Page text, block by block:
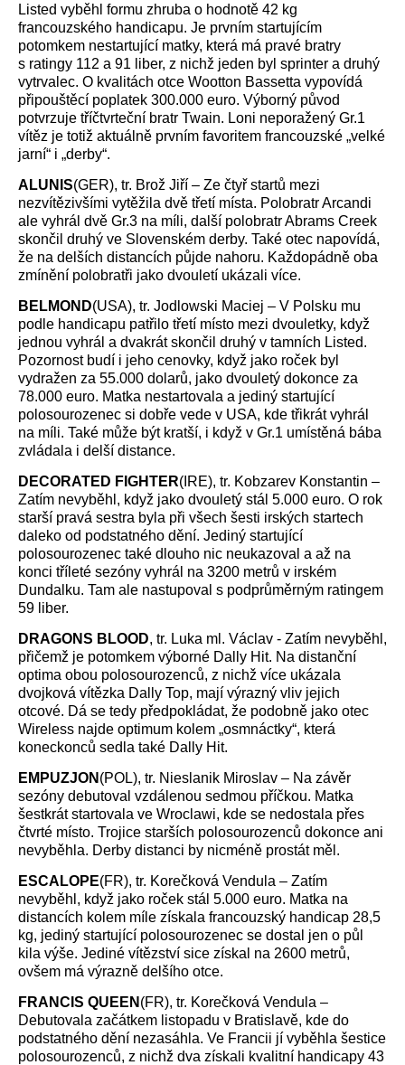
Listed vyběhl formu zhruba o hodnotě 42 kg
francouzského handicapu. Je prvním startujícím
potomkem nestartující matky, která má pravé bratry
s ratingy 112 a 91 liber, z nichž jeden byl sprinter a druhý
vytrvalec. O kvalitách otce Wootton Bassetta vypovídá
připouštěcí poplatek 300.000 euro. Výborný původ
potvrzuje tříčtvrteční bratr Twain. Loni neporažený Gr.1
vítěz je totiž aktuálně prvním favoritem francouzské „velké
jarní“ i „derby“.
ALUNIS(GER), tr. Brož Jiří – Ze čtyř startů mezi
nezvítězivšími vytěžila dvě třetí místa. Polobratr Arcandi
ale vyhrál dvě Gr.3 na míli, další polobratr Abrams Creek
skončil druhý ve Slovenském derby. Také otec napovídá,
že na delších distancích půjde nahoru. Každopádně oba
zmínění polobratři jako dvouletí ukázali více.
BELMOND(USA), tr. Jodlowski Maciej – V Polsku mu
podle handicapu patřilo třetí místo mezi dvouletky, když
jednou vyhrál a dvakrát skončil druhý v tamních Listed.
Pozornost budí i jeho cenovky, když jako roček byl
vydražen za 55.000 dolarů, jako dvouletý dokonce za
78.000 euro. Matka nestartovala a jediný startující
polosourozenec si dobře vede v USA, kde třikrát vyhrál
na míli. Také může být kratší, i když v Gr.1 umístěná bába
zvládala i delší distance.
DECORATED FIGHTER(IRE), tr. Kobzarev Konstantin –
Zatím nevyběhl, když jako dvouletý stál 5.000 euro. O rok
starší pravá sestra byla při všech šesti irských startech
daleko od podstatného dění. Jediný startující
polosourozenec také dlouho nic neukazoval a až na
konci tříleté sezóny vyhrál na 3200 metrů v irském
Dundalku. Tam ale nastupoval s podprůměrným ratingem
59 liber.
DRAGONS BLOOD, tr. Luka ml. Václav - Zatím nevyběhl,
přičemž je potomkem výborné Dally Hit. Na distanční
optima obou polosourozenců, z nichž více ukázala
dvojková vítězka Dally Top, mají výrazný vliv jejich
otcové. Dá se tedy předpokládat, že podobně jako otec
Wireless najde optimum kolem „osmnáctky“, která
koneckonců sedla také Dally Hit.
EMPUZJON (POL), tr. Nieslanik Miroslav – Na závěr
sezóny debutoval vzdálenou sedmou příčkou. Matka
šestkrát startovala ve Wroclawi, kde se nedostala přes
čtvrté místo. Trojice starších polosourozenců dokonce ani
nevyběhla. Derby distanci by nicméně prostát měl.
ESCALOPE(FR), tr. Korečková Vendula – Zatím
nevyběhl, když jako roček stál 5.000 euro. Matka na
distancích kolem míle získala francouzský handicap 28,5
kg, jediný startující polosourozenec se dostal jen o půl
kila výše. Jediné vítězství sice získal na 2600 metrů,
ovšem má výrazně delšího otce.
FRANCIS QUEEN (FR), tr. Korečková Vendula –
Debutovala začátkem listopadu v Bratislavě, kde do
podstatného dění nezasáhla. Ve Francii jí vyběhla šestice
polosourozenců, z nichž dva získali kvalitní handicapy 43